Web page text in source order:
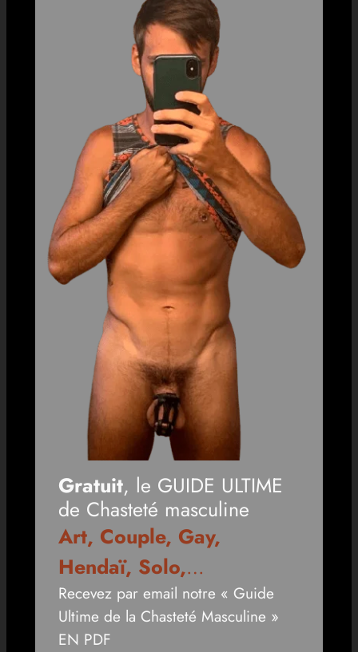
Gratuit, le GUIDE ULTIME
de Chasteté masculine
Art, Couple, Gay,
Hendaï, Solo,…
Recevez par email notre « Guide
Ultime de la Chasteté Masculine »
EN PDF